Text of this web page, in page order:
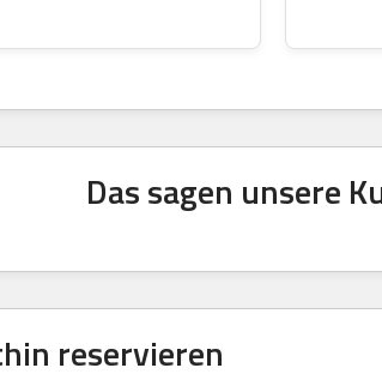
Das sagen unsere
reservieren